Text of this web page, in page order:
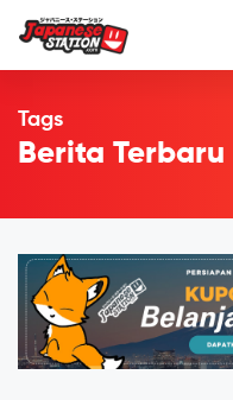
Tags
Berita Terbaru